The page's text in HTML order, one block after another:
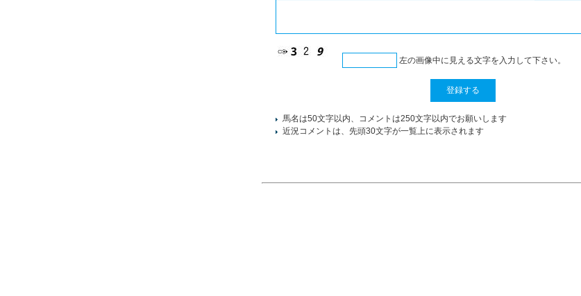
左の画像中に見える文字を入力して下さい。
馬名は50文字以内、コメントは250文字以内でお願いします
近況コメントは、先頭30文字が一覧上に表示されます